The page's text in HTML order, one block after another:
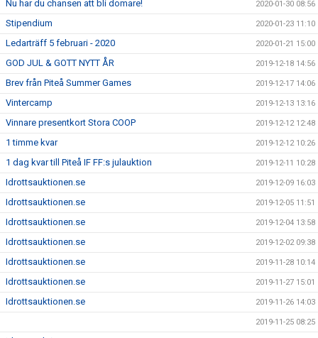
Nu har du chansen att bli domare! 2020-01-30 08:56
Stipendium 2020-01-23 11:10
Ledarträff 5 februari - 2020 2020-01-21 15:00
GOD JUL & GOTT NYTT ÅR 2019-12-18 14:56
Brev från Piteå Summer Games 2019-12-17 14:06
Vintercamp 2019-12-13 13:16
Vinnare presentkort Stora COOP 2019-12-12 12:48
1 timme kvar 2019-12-12 10:26
1 dag kvar till Piteå IF FF:s julauktion 2019-12-11 10:28
Idrottsauktionen.se 2019-12-09 16:03
Idrottsauktionen.se 2019-12-05 11:51
Idrottsauktionen.se 2019-12-04 13:58
Idrottsauktionen.se 2019-12-02 09:38
Idrottsauktionen.se 2019-11-28 10:14
Idrottsauktionen.se 2019-11-27 15:01
Idrottsauktionen.se 2019-11-26 14:03
2019-11-25 08:25